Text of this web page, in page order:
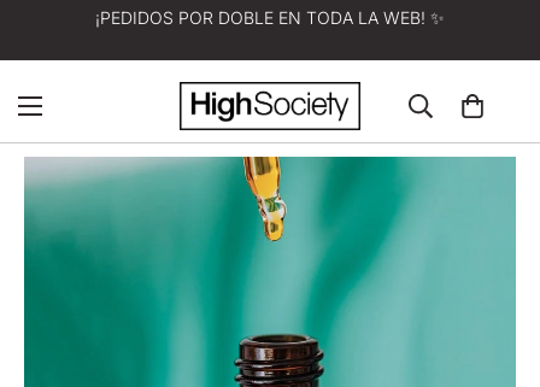
¡PEDIDOS POR DOBLE EN TODA LA WEB! ✨